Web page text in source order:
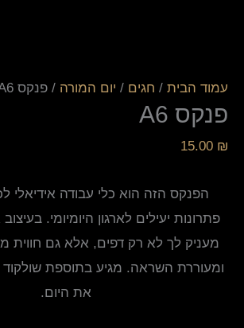
עמוד הבית / חגים / יום המורה / פנקס A6
פנקס A6
15.00 ₪
הפנקס הזה הוא כלי עבודה אידיאלי
פתרונות יעילים לארגון היומיומי. בעיצוב
מעניק לך לא רק דפים, אלא גם
ומעוררת השראה. מגיע בתוספת
את היום.